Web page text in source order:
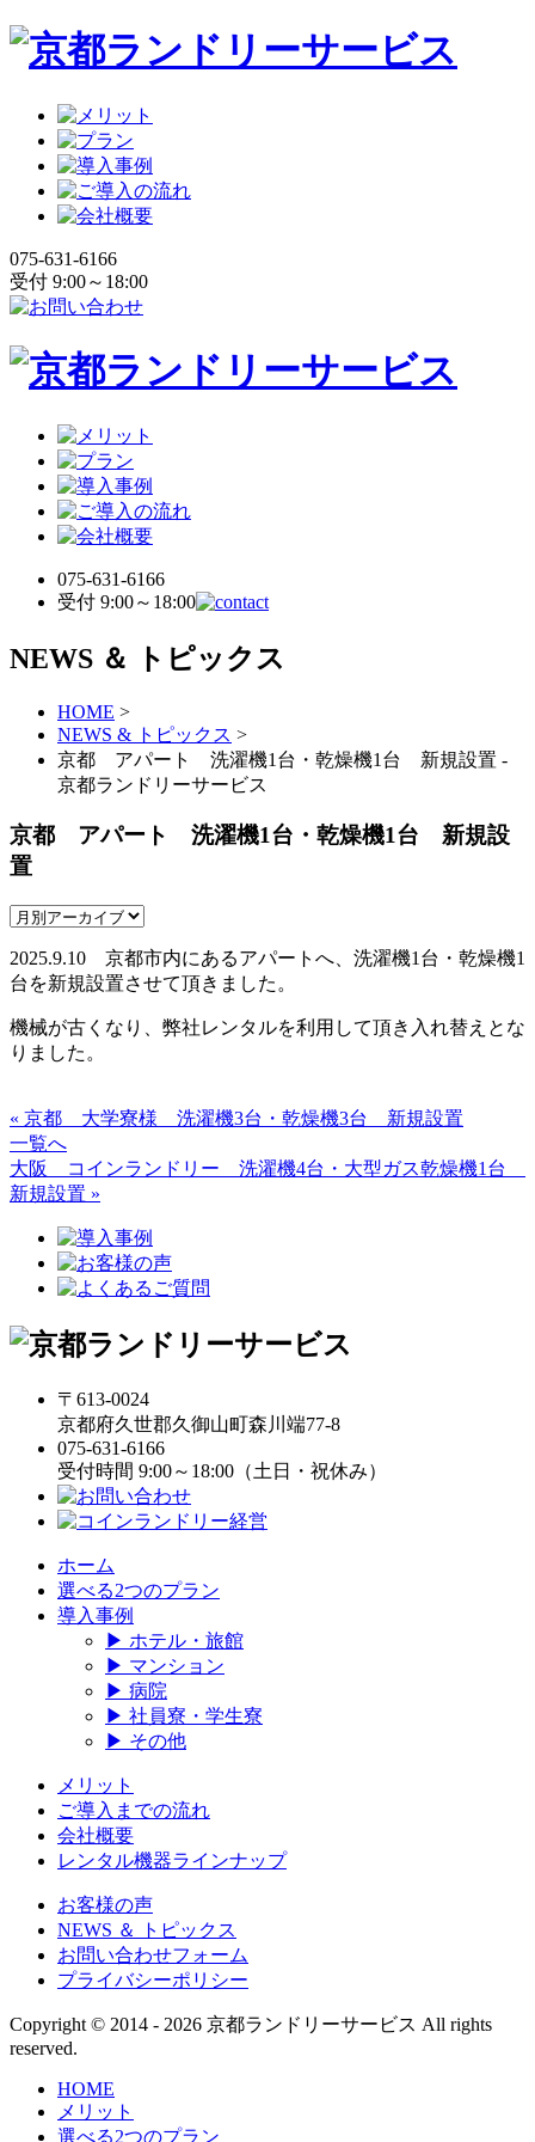
075-631-6166
受付 9:00～18:00
075-631-6166
受付 9:00～18:00
NEWS ＆ トピックス
HOME >
NEWS & トピックス >
京都 アパート 洗濯機1台・乾燥機1台 新規設置 -
京都ランドリーサービス
京都 アパート 洗濯機1台・乾燥機1台 新規設
置
2025.9.10 京都市内にあるアパートへ、洗濯機1台・乾燥機1
台を新規設置させて頂きました。
機械が古くなり、弊社レンタルを利用して頂き入れ替えとな
りました。
« 京都 大学寮様 洗濯機3台・乾燥機3台 新規設置
一覧へ
大阪 コインランドリー 洗濯機4台・大型ガス乾燥機1台
新規設置 »
〒613-0024
京都府久世郡久御山町森川端77-8
075-631-6166
受付時間 9:00～18:00（土日・祝休み）
ホーム
選べる2つのプラン
導入事例
▶ ホテル・旅館
▶ マンション
▶ 病院
▶ 社員寮・学生寮
▶ その他
メリット
ご導入までの流れ
会社概要
レンタル機器ラインナップ
お客様の声
NEWS ＆ トピックス
お問い合わせフォーム
プライバシーポリシー
Copyright © 2014 - 2026 京都ランドリーサービス All rights
reserved.
HOME
メリット
選べる2つのプラン